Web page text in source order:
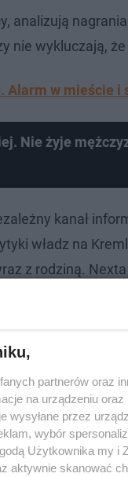
analizują
nie wykluczają,
Alarm w mieście i
Nie żyje
kanał
władz na
z rodziną.
władzom, a
te nie
partnerów oraz
na urządzeniu
wysyłane przez
wybór
Użytkownika my
aktywnie skanować